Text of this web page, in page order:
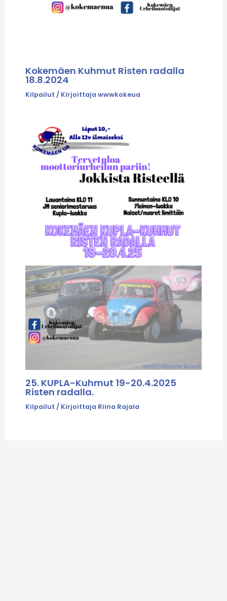
Kokemäen Kuhmut Risten radalla
18.8.2024
Kilpailut / Kirjoittaja wwwkokeua
25. KUPLA-Kuhmut 19-20.4.2025
Risten radalla.
Kilpailut / Kirjoittaja Riina Rajala